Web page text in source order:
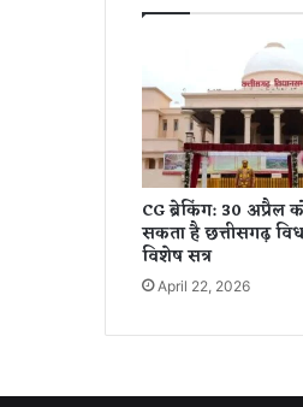
प
ला
र
हे
डं
डे
,
वी
डि
यो
आ
य
CG ब्रेकिंग: 30 अप्रैल
सकता है छत्तीसगढ़
विशेष सत्र
April 22, 2026